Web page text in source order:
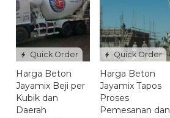
Quick Order
Harga Beton
Jayamix Beji per
Kubik dan
Daerah
Quick Order
Harga Beton
Jayamix Tapos
Proses
Pemesanan dan